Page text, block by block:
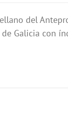
del
de Galicia con